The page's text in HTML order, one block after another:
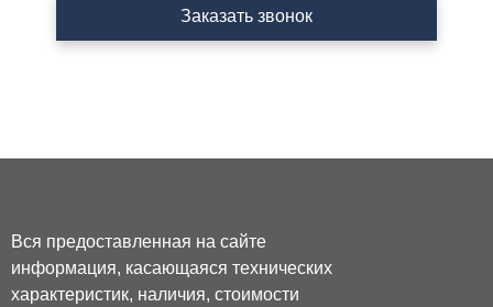
Заказать звонок
Вся предоставленная на сайте
информация, касающаяся технических
характеристик, наличия, стоимости